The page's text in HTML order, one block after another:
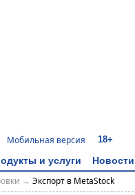
Мобильная версия 18+
и услуги Новости
→ Экспорт в MetaStock